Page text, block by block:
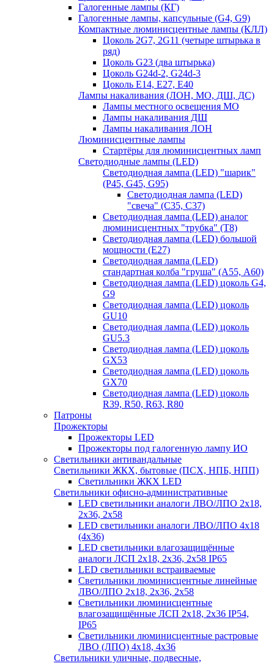
Галогенные лампы (КГ)
Галогенные лампы, капсульные (G4, G9)
Компактные люминисцентные лампы (КЛЛ)
Цоколь 2G7, 2G11 (четыре штырька в
ряд)
Цоколь G23 (два штырька)
Цоколь G24d-2, G24d-3
Цоколь Е14, Е27, Е40
Лампы накаливания (ЛОН, МО, ДШ, ДС)
Лампы местного освещения МО
Лампы накаливания ДШ
Лампы накаливания ЛОН
Люминисцентные лампы
Стартёры для люминисцентных ламп
Светодиодные лампы (LED)
Светодиодная лампа (LED) "шарик"
(P45, G45, G95)
Светодиодная лампа (LED)
"свеча" (С35, С37)
Светодиодная лампа (LED) аналог
люминисцентных "трубка" (T8)
Светодиодная лампа (LED) большой
мощности (Е27)
Светодиодная лампа (LED)
стандартная колба "груша" (А55, А60)
Светодиодная лампа (LED) цоколь G4,
G9
Светодиодная лампа (LED) цоколь
GU10
Светодиодная лампа (LED) цоколь
GU5.3
Светодиодная лампа (LED) цоколь
GX53
Светодиодная лампа (LED) цоколь
GX70
Светодиодная лампа (LED) цоколь
R39, R50, R63, R80
Патроны
Прожекторы
Прожекторы LED
Прожекторы под галогенную лампу ИО
Светильники антивандальные
Светильники ЖКХ, бытовые (ПСХ, НПБ, НПП)
Светильники ЖКХ LED
Светильники офисно-административные
LED светильники аналоги ЛВО/ЛПО 2х18,
2х36, 2х58
LED светильники аналоги ЛВО/ЛПО 4х18
(4х36)
LED светильники влагозащищённые
аналоги ЛСП 2х18, 2х36, 2х58 IP65
LED светильники встраиваемые
Светильники люминисцентные линейные
ЛВО/ЛПО 2х18, 2х36, 2х58
Светильники люминисцентные
влагозащищённые ЛСП 2х18, 2х36 IP54,
IP65
Светильники люминисцентные растровые
ЛВО (ЛПО) 4х18, 4х36
Светильники уличные, подвесные,